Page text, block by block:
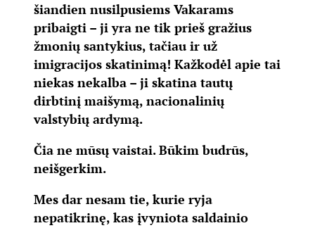
šiandien nusilpusiems Vakarams
pribaigti – ji yra ne tik prieš gražius
žmonių santykius, tačiau ir už
imigracijos skatinimą! Kažkodėl apie tai
niekas nekalba – ji skatina tautų
dirbtinį maišymą, nacionalinių
valstybių ardymą.
Čia ne mūsų vaistai. Būkim budrūs,
neišgerkim.
Mes dar nesam tie, kurie ryja
nepatikrinę, kas įvyniota saldainio